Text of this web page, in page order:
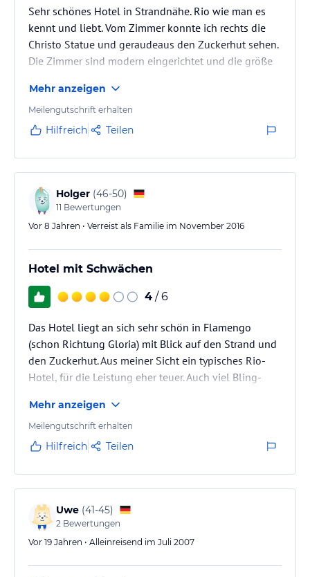
Sehr schönes Hotel in Strandnähe. Rio wie man es
kennt und liebt. Vom Zimmer konnte ich rechts die
Christo Statue und geraudeaus den Zuckerhut sehen.
Die Zimmer sind modern eingerichtet und die größe
des Hotels sehr ansprechend. Das Hotelpersonal war
jederzeit hilfsbereit. Ich kann dieses Hotel
weiterempfehlen.
Mehr anzeigen
Meilengutschrift erhalten
Hilfreich Teilen
Holger (46-50)
11 Bewertungen
Vor 8 Jahren • Verreist als Familie im November 2016
Hotel mit Schwächen
4 / 6
Das Hotel liegt an sich sehr schön in Flamengo
(schon Richtung Gloria) mit Blick auf den Strand und
den Zuckerhut. Aus meiner Sicht ein typisches Rio-
Hotel, für die Leistung eher teuer. Auch viel Bling-
Mehr anzeigen
Meilengutschrift erhalten
Hilfreich Teilen
Uwe (41-45)
2 Bewertungen
Vor 19 Jahren • Alleinreisend im Juli 2007